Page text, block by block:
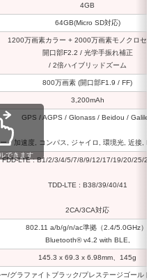
4GB
64GB(Micro SD対応)
1200万画素カラー + 2000万画素モノクロセン
開口部F2.2 / 光学手振れ補正
/ 2倍ハイブリッドズーム
800万画素 (開口部F1.9 / FF)
3,200mAh
GPS / AGPS / Glonass / Beidou / Galileo
：加速度, コンパス, ジャイロ, 環境光, 近接,
FDD-LTE : B1/2/3/4/5/7/8/9/12/17/19/20/25/26/
TDD-LTE : B38/39/40/41
2CA/3CA対応
802.11 a/b/g/n/ac準拠（2.4/5.0GHz）,
Bluetooth® v4.2 with BLE,
145.3 x 69.3 x 6.98mm、145g
/グラファイトブラック/プレステージゴールド/
できます